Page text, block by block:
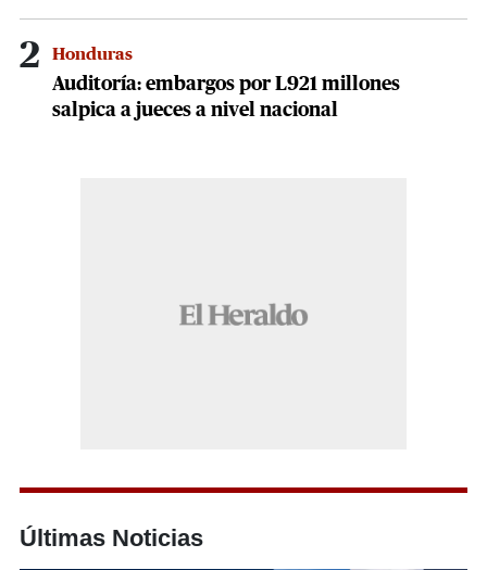
2 Honduras
Auditoría: embargos por L921 millones
salpica a jueces a nivel nacional
Últimas Noticias